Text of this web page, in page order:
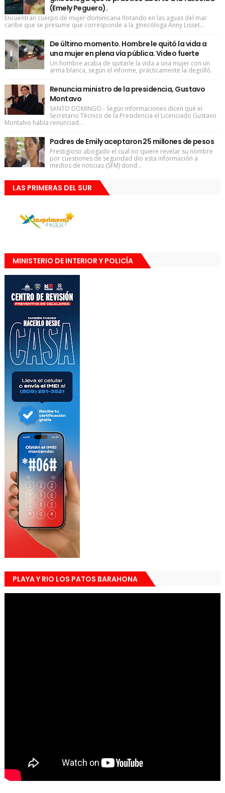
(Emely Peguero).
Encuentran cuerpo de mujer dominicana flotando en las aguas del mar
caribe que se presume que corresponde a la ginecóloga Anny Lisset...
De último momento. Hombre le quitó la vida a
una mujer en plena vía pública. Video fuerte
Un hombre acaba de quitarle la vida a una mujer con un
arma blanca, según el informe, prácticamente la degolló.
Renuncia ministro de la presidencia, Gustavo
Montavo
SANTO DOMINGO.- Según informaciones dicen qué el
Secretario Técnico de la Presidencia el Licenciado Gustavo
Montalvo había renunciad...
Padres de Emily aceptaron 25 millones de pesos
Prestigioso abogado el cual no quiere revelar su nombre
por cuestiones de seguridad dio esta información a
medios de noticias (SFM) dond...
LAS PRIMERAS DEL SUR
MINISTERIO DE INTERIOR Y POLICÍA
PLAYA Y RIO LOS PATOS BARAHONA